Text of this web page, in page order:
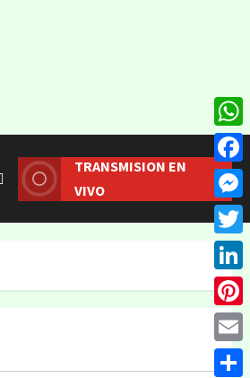
TRANSMISION EN
VIVO
Email